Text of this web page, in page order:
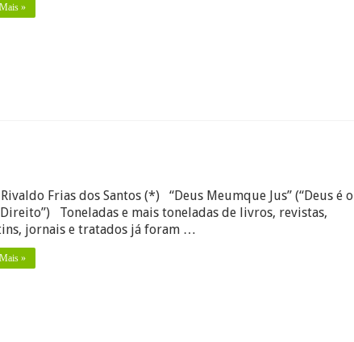
»
Frias dos Santos (*) “Deus Meumque Jus” (“Deus é o
Toneladas e mais toneladas de livros, revistas,
jornais e tratados já foram …
»